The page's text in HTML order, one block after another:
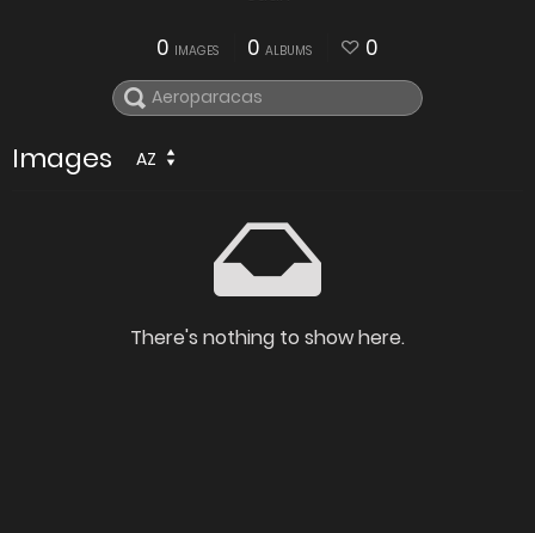
0 IMAGES 0 ALBUMS 0
Images AZ
There's nothing to show here.